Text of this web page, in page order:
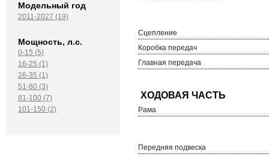
Модельный год
2011-2027 (19)
Мощность, л.с.
0-15 (5)
16-25 (1)
26-35 (1)
51-80 (3)
81-100 (7)
101-150 (2)
Сцепление
Коробка передач
Главная передача
Рама
Передняя подвеска